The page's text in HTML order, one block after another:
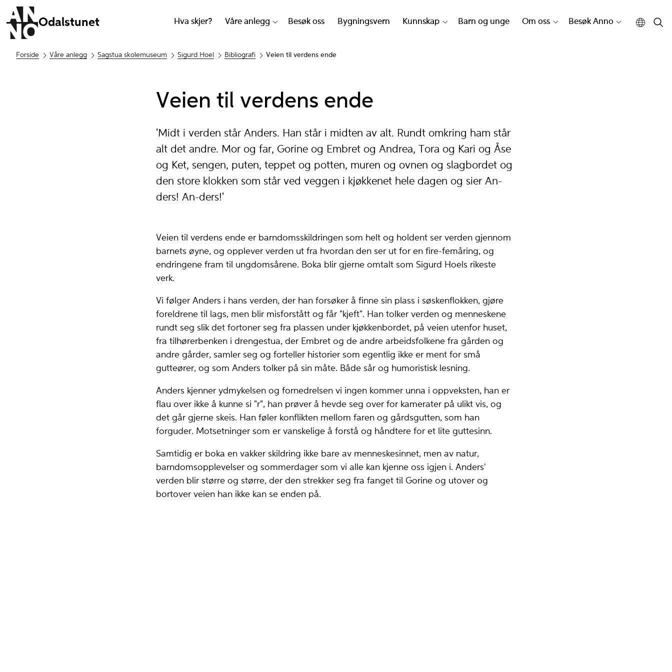
Odalstunet Hva skjer? Våre anlegg Besøk oss Bygningsvern Kunnskap Barn og unge Om oss Besøk Anno
Forside Våre anlegg Sagstua skolemuseum Sigurd Hoel Bibliografi Veien til verdens ende
Veien til verdens ende
'Midt i verden står Anders. Han står i midten av alt. Rundt omkring ham står
alt det andre. Mor og far, Gorine og Embret og Andrea, Tora og Kari og Åse
og Ket, sengen, puten, teppet og potten, muren og ovnen og slagbordet og
den store klokken som står ved veggen i kjøkkenet hele dagen og sier An-
ders! An-ders!'
Veien til verdens ende er barndomsskildringen som helt og holdent ser verden gjennom
barnets øyne, og opplever verden ut fra hvordan den ser ut for en fire-femåring, og
endringene fram til ungdomsårene. Boka blir gjerne omtalt som Sigurd Hoels rikeste
verk.
Vi følger Anders i hans verden, der han forsøker å finne sin plass i søskenflokken, gjøre
foreldrene til lags, men blir misforstått og får "kjeft". Han tolker verden og menneskene
rundt seg slik det fortoner seg fra plassen under kjøkkenbordet, på veien utenfor huset,
fra tilhørerbenken i drengestua, der Embret og de andre arbeidsfolkene fra gården og
andre gårder, samler seg og forteller historier som egentlig ikke er ment for små
gutteører, og som Anders tolker på sin måte. Både sår og humoristisk lesning.
Anders kjenner ydmykelsen og fornedrelsen vi ingen kommer unna i oppveksten, han er
flau over ikke å kunne si "r", han prøver å hevde seg over for kamerater på ulikt vis, og
det går gjerne skeis. Han føler konflikten mellom faren og gårdsgutten, som han
forguder. Motsetninger som er vanskelige å forstå og håndtere for et lite guttesinn.
Samtidig er boka en vakker skildring ikke bare av menneskesinnet, men av natur,
barndomsopplevelser og sommerdager som vi alle kan kjenne oss igjen i. Anders'
verden blir større og større, der den strekker seg fra fanget til Gorine og utover og
bortover veien han ikke kan se enden på.